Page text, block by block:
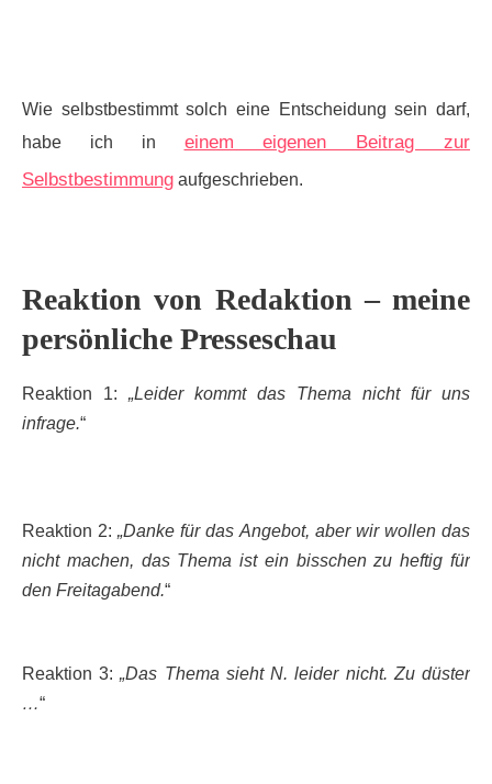
Wie selbstbestimmt solch eine Entscheidung sein darf,
habe ich in einem eigenen Beitrag zur
Selbstbestimmung aufgeschrieben.
Reaktion von Redaktion – meine
persönliche Presseschau
Reaktion 1: „Leider kommt das Thema nicht für uns
infrage.“
Reaktion 2:„Danke für das Angebot, aber wir wollen das
nicht machen, das Thema ist ein bisschen zu heftig für
den Freitagabend.“
Reaktion 3:„Das Thema sieht N. leider nicht. Zu düster
…“